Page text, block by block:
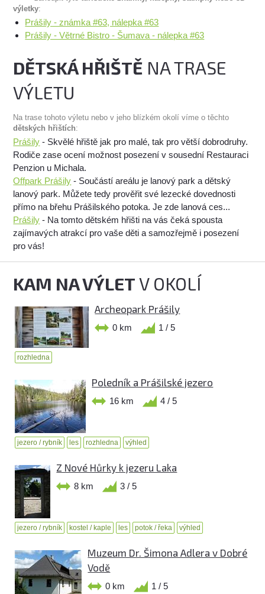
výletky:
Prášily - známka #63, nálepka #63
Prášily - Větrné Bistro - Šumava - nálepka #63
DĚTSKÁ HŘIŠTĚ NA TRASE
VÝLETU
Na trase tohoto výletu nebo v jeho blízkém okolí víme o těchto
dětských hřištích:
Prášily - Skvělé hřiště jak pro malé, tak pro větší dobrodruhy.
Rodiče zase ocení možnost posezení v sousední Restauraci
Penzion u Michala.
Offpark Prášily - Součástí areálu je lanový park a dětský
lanový park. Můžete tedy prověřit své lezecké dovednosti
přímo na břehu Prášilského potoka. Je zde lanová ces...
Prášily - Na tomto dětském hřišti na vás čeká spousta
zajímavých atrakcí pro vaše děti a samozřejmě i posezení
pro vás!
KAM NA VÝLETV OKOLÍ
Archeopark Prášily
0 km 1 / 5
rozhledna
Poledník a Prášilské jezero
16 km 4 / 5
jezero / rybník les rozhledna výhled
Z Nové Hůrky k jezeru Laka
8 km 3 / 5
jezero / rybník kostel / kaple les potok / řeka výhled
Muzeum Dr. Šimona Adlera v Dobré
Vodě
0 km 1 / 5